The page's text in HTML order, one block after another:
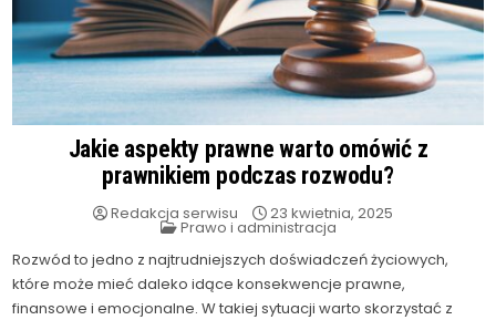
Jakie aspekty prawne warto omówić z
prawnikiem podczas rozwodu?
Redakcja serwisu 23 kwietnia, 2025
Posted
Prawo i administracja
Rozwód to jedno z najtrudniejszych doświadczeń życiowych,
które może mieć daleko idące konsekwencje prawne,
finansowe i emocjonalne. W takiej sytuacji warto skorzystać z